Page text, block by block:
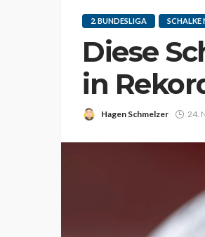
2. BUNDESLIGA SCHALKE
Diese
in
Hagen Schmelzer 24.